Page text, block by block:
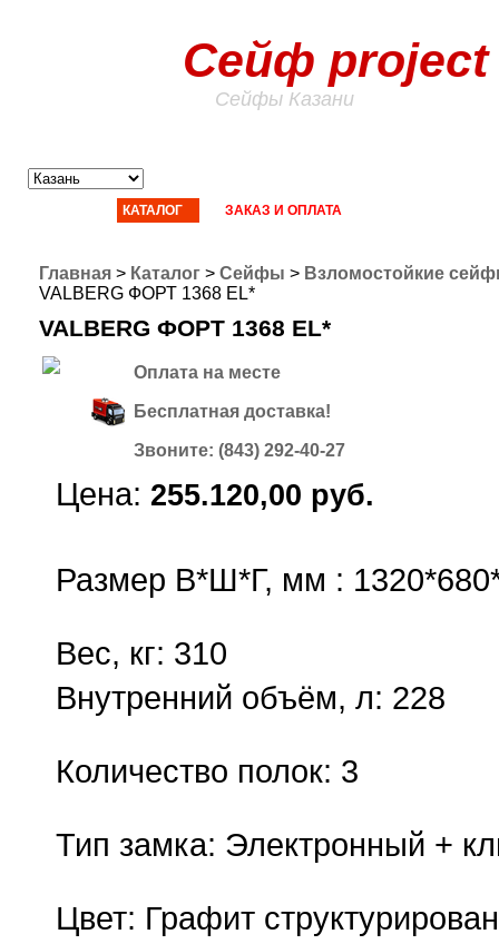
Сейф project
Сейфы Казани
КАТАЛОГ ЗАКАЗ И ОПЛАТА
Главная > Каталог > Сейфы > Взломостойкие
VALBERG ФОРТ 1368 EL*
VALBERG ФОРТ 1368 EL*
Оплата на месте
Бесплатная доставка!
Звоните: (843) 292-40-27
Цена: 255.120,00 руб.
Размер В*Ш*Г, мм :
Вес, кг: 310
Внутренний объём, л: 228
Количество полок: 3
Тип замка: Электронный +
Цвет: Графит